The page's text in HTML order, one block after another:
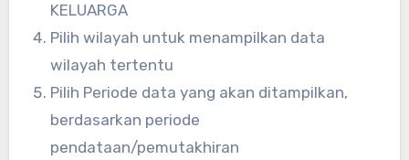
KELUARGA
Pilih wilayah untuk menampilkan data
wilayah tertentu
Pilih Periode data yang akan ditampilkan,
berdasarkan periode
pendataan/pemutakhiran